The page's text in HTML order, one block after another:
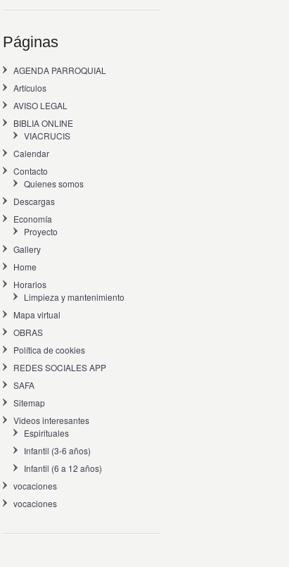
Páginas
AGENDA PARROQUIAL
Artículos
AVISO LEGAL
BIBLIA ONLINE
VIACRUCIS
Calendar
Contacto
Quienes somos
Descargas
Economía
Proyecto
Gallery
Home
Horarios
Limpieza y mantenimiento
Mapa virtual
OBRAS
Política de cookies
REDES SOCIALES APP
SAFA
Sitemap
Videos interesantes
Espirituales
Infantil (3-6 años)
Infantil (6 a 12 años)
vocaciones
vocaciones